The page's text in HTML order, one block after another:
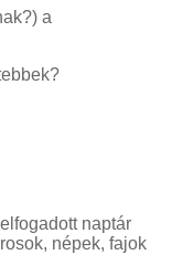
a
naptár
népek, fajok